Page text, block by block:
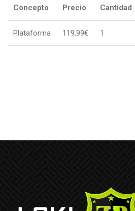
Concepto Precio Cantidad
Plataforma 119,99€ 1